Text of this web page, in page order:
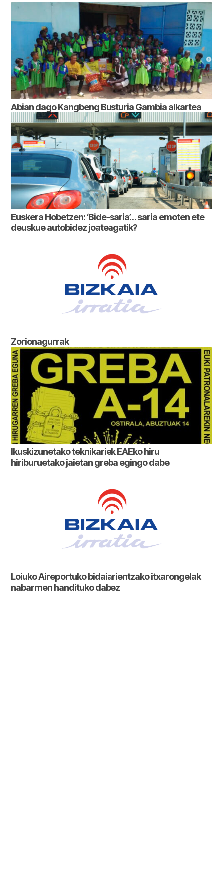
Abian dago Kangbeng Busturia Gambia alkartea
Euskera Hobetzen: ‘Bide-saria’… saria emoten ete
deuskue autobidez joateagatik?
Zorionagurrak
Ikuskizunetako teknikariek EAEko hiru
hiriburuetako jaietan greba egingo dabe
Loiuko Aireportuko bidaiarientzako itxarongelak
nabarmen handituko dabez